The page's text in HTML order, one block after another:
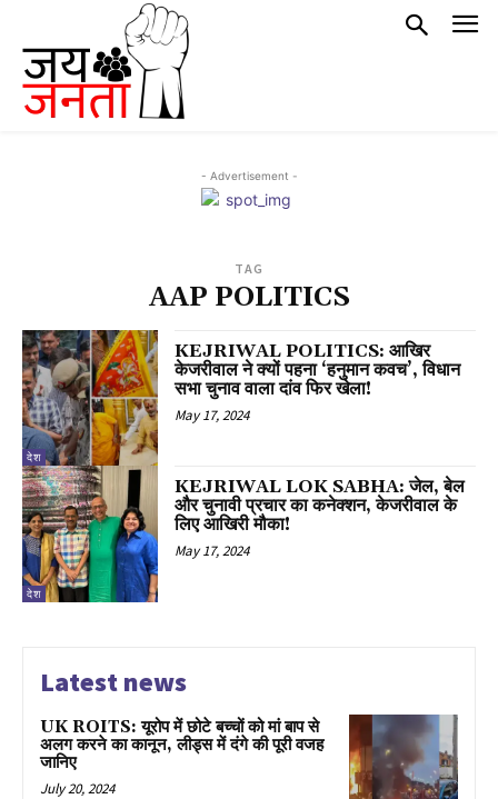
- Advertisement -
TAG
AAP POLITICS
देश
KEJRIWAL POLITICS: आखिर
केजरीवाल ने क्यों पहना ‘हनुमान कवच’, विधान
सभा चुनाव वाला दांव फिर खेला!
May 17, 2024
देश
KEJRIWAL LOK SABHA: जेल, बेल
और चुनावी प्रचार का कनेक्शन, केजरीवाल के
लिए आखिरी मौका!
May 17, 2024
Latest news
UK ROITS: यूरोप में छोटे बच्चों को मां बाप से
अलग करने का कानून, लीड्स में दंगे की पूरी वजह
जानिए
July 20, 2024